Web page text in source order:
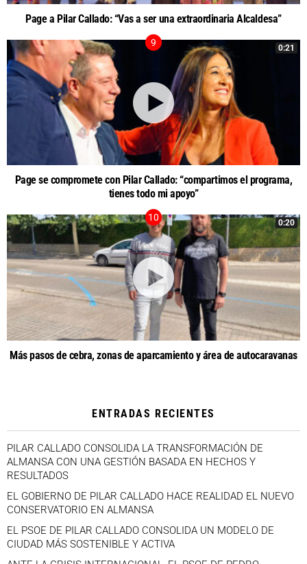
Page a Pilar Callado: “Vas a ser una extraordinaria Alcaldesa”
0:21
Page se compromete con Pilar Callado: “compartimos el programa,
tienes todo mi apoyo”
0:20
Más pasos de cebra, zonas de aparcamiento y área de autocaravanas
ENTRADAS RECIENTES
PILAR CALLADO CONSOLIDA LA TRANSFORMACIÓN DE
ALMANSA CON UNA GESTIÓN BASADA EN HECHOS Y
RESULTADOS
EL GOBIERNO DE PILAR CALLADO HACE REALIDAD EL NUEVO
CONSERVATORIO EN ALMANSA
EL PSOE DE PILAR CALLADO CONSOLIDA UN MODELO DE
CIUDAD MÁS SOSTENIBLE Y ACTIVA